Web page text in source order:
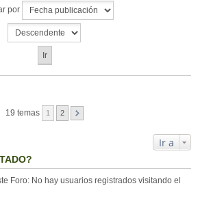
por
19 temas 1 2
Ir a
Foro: No hay usuarios registrados visitando el